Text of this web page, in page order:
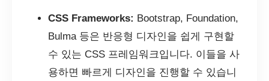
CSS Frameworks: Bootstrap, Foundation,
Bulma 등은 반응형 디자인을 쉽게 구현할
수 있는 CSS 프레임워크입니다. 이들을 사
용하면 빠르게 디자인을 진행할 수 있습니